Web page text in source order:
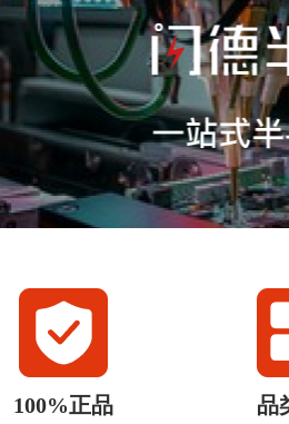
100%正品 品